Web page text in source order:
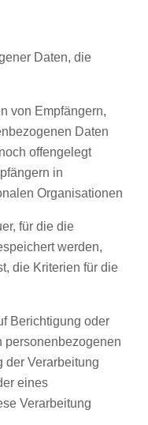
Daten, die
von Empfängern,
Daten
offengelegt
in
Organisationen
für die die
werden,
die Kriterien für die
Berichtigung oder
personenbezogenen
der Verarbeitung
eines
Verarbeitung